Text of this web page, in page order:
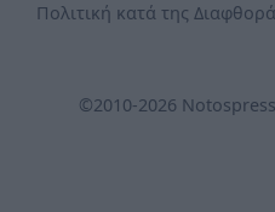
Πολιτική κατά της
©2010-2026